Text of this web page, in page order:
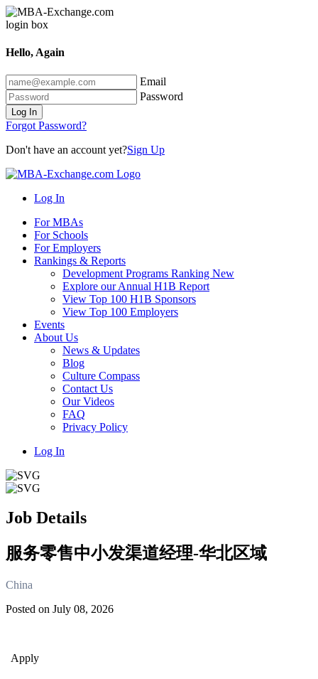
Hello, Again
Email
Password
Log In
Forgot Password?
Don't have an account yet?Sign Up
Log In
For MBAs
For Schools
For Employers
Rankings & Reports
Development Programs Ranking New
Explore our Annual H1B Report
View Top 100 H1B Sponsors
View Top 100 Employers
Events
About Us
News & Updates
Blog
Culture Compass
Contact Us
Our Videos
FAQ
Privacy Policy
Log In
Job Details
服务零售中小发渠道经理-华北区域
China
Posted on July 08, 2026
Apply